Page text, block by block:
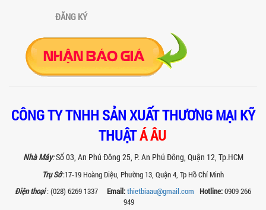
VÌ SAO CÁC XƯỞNG SƠN NÊN CHỌN MÁY
CHIẾT RÓT SƠN 1 VÒI CỦA Á ÂU?
Khám phá lý do vì sao máy chiết rót sơn
1 vòi của Á Âu là lựa chọn hàng đầu
cho các xưởng sơn: chính xác, tiết...
BÊN TRONG NHÀ MÁY Á ÂU: HÀNH TRÌNH
TẠO NÊN NHỮNG CHIẾC BỒN KHUẤY INOX
ĐẠT CHUẨN
Khám phá quy trình gia công bồn khuấy
bị chuẩn kỹ thuật, bền bỉ, theo...
MÁY NGHIỀN THUỐC BVTV – GIẢI PHÁP
TỐI ƯU TRONG SẢN XUẤT NÔNG DƯỢC
HIỆN ĐẠI
ĐĂNG KÝ
CÔNG TY TNHH SẢN XUẤT THƯƠNG MẠI KỸ
THUẬTÁ ÂU
Nhà Máy:Số 03, An Phú Đông 25, P. An Phú Đông, Quận 12, Tp.HCM
Trụ Sở:17-19 Hoàng Diệu, Phường 13, Quận 4, Tp Hồ Chí Minh
Điện thoại: (028) 6269 1337 Email:thietbiaau@gmail.com Hotline:0909 266
949